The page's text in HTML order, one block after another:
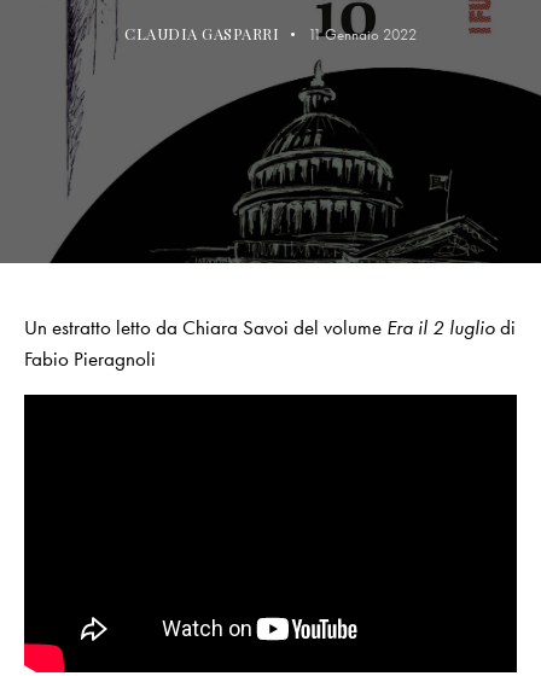
CLAUDIA GASPARRI 11 Gennaio 2022
Un estratto letto da Chiara Savoi del volume Era il 2 lugliodi
Fabio Pieragnoli